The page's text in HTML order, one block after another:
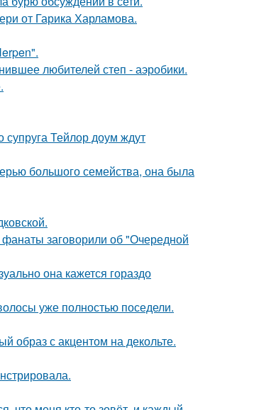
от Гарика Харламова.
любителей степ - аэробики.
Тейлор доум ждут
большого семейства, она была
заговорили об "Очередной
она кажется гораздо
уже полностью поседели.
образ с акцентом на декольте.